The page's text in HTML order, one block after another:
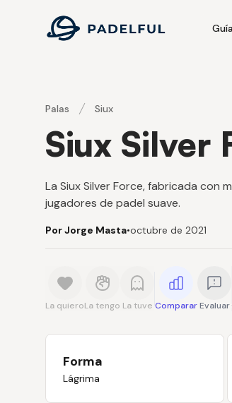
Padelful
Palas Siux
Siux Silver
La Siux Silver Force, fabricada con
jugadores de padel suave.
Por Jorge Masta•octubre de 2021
La quieroLa tengo La tuve CompararEvaluar
Forma
Lágrima